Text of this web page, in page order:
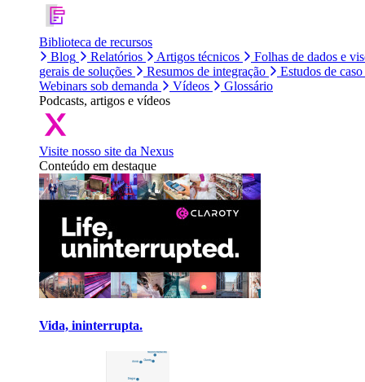
Biblioteca de recursos
Blog
Relatórios Artigos técnicos
Folhas de dados e
gerais de soluções
Resumos de integração
Estudos de caso
Webinars sob demanda
Vídeos
Glossário
Podcasts, artigos e vídeos
Visite nosso site da Nexus
Conteúdo em destaque
Vida, ininterrupta.